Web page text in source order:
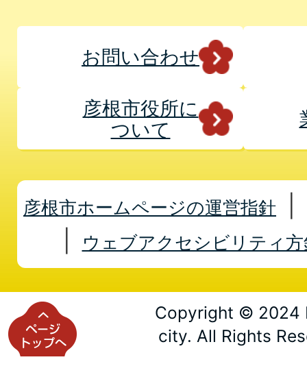
お問い合わせ
彦根市役所に
ついて
彦根市ホームページの運営指針
ウェブアクセシビリティ方
Copyright © 2024
city. All Rights